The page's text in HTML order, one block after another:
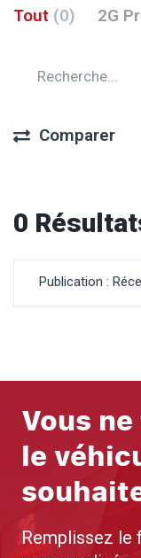
Tout (0) 2G
Comparer
0
Publication :
Vous
le
Remplissez le